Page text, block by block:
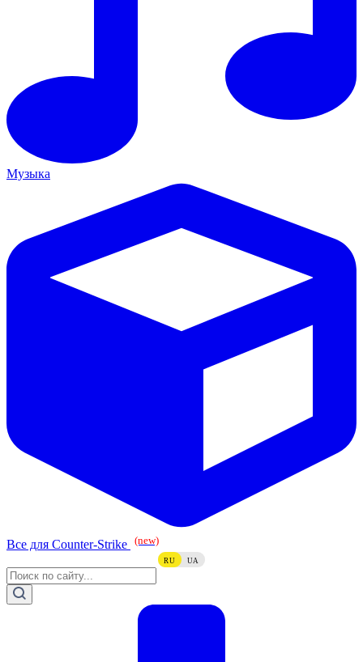
Музыка
Все для Counter-Strike (new)
RU UA